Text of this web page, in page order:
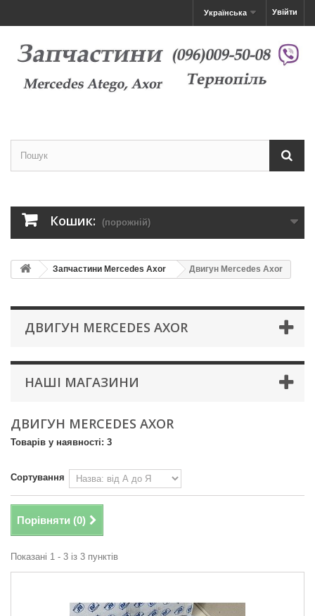
Увійти
Українська
Кошик: (порожній)
Запчастини Mercedes Axor Двигун Mercedes Axor
ДВИГУН MERCEDES AXOR
НАШІ МАГАЗИНИ
ДВИГУН MERCEDES AXOR
Товарів у наявності: 3
Сортування
Порівняти (0)
Показані 1 - 3 із 3 пунктів